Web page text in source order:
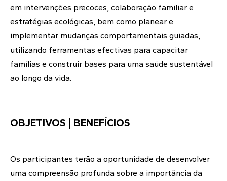
em intervenções precoces, colaboração familiar e
estratégias ecológicas, bem como planear e
implementar mudanças comportamentais guiadas,
utilizando ferramentas efectivas para capacitar
famílias e construir bases para uma saúde sustentável
ao longo da vida.
OBJETIVOS | BENEFÍCIOS
Os participantes terão a oportunidade de desenvolver
uma compreensão profunda sobre a importância da